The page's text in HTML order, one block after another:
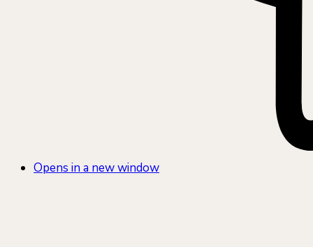
Opens in a new window